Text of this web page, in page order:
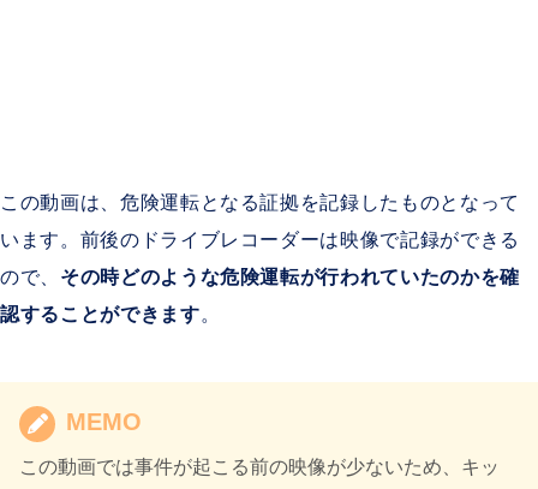
この動画は、危険運転となる証拠を記録したものとなって
います。前後のドライブレコーダーは映像で記録ができる
ので、 その時どのような危険運転が行われていたのかを確
認することができます。
MEMO
この動画では事件が起こる前の映像が少ないため、キッ